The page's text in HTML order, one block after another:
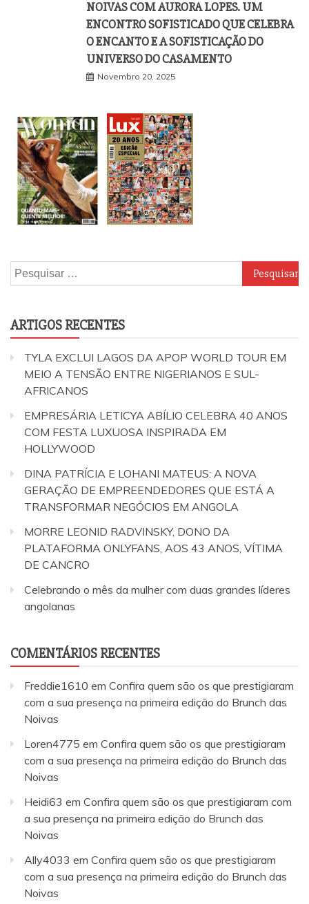
NOIVAS COM AURORA LOPES. UM
ENCONTRO SOFISTICADO QUE CELEBRA
O ENCANTO E A SOFISTICAÇÃO DO
UNIVERSO DO CASAMENTO
Novembro 20, 2025
Pesquisar
por:
ARTIGOS RECENTES
TYLA EXCLUI LAGOS DA APOP WORLD TOUR EM
MEIO A TENSÃO ENTRE NIGERIANOS E SUL-
AFRICANOS
EMPRESÁRIA LETICYA ABÍLIO CELEBRA 40 ANOS
COM FESTA LUXUOSA INSPIRADA EM
HOLLYWOOD
DINA PATRÍCIA E LOHANI MATEUS: A NOVA
GERAÇÃO DE EMPREENDEDORES QUE ESTÁ A
TRANSFORMAR NEGÓCIOS EM ANGOLA
MORRE LEONID RADVINSKY, DONO DA
PLATAFORMA ONLYFANS, AOS 43 ANOS, VÍTIMA
DE CANCRO
Celebrando o mês da mulher com duas grandes líderes
angolanas
COMENTÁRIOS RECENTES
Freddie1610 em Confira quem são os que prestigiaram
com a sua presença na primeira edição do Brunch das
Noivas
Loren4775 em Confira quem são os que prestigiaram
com a sua presença na primeira edição do Brunch das
Noivas
Heidi63 em Confira quem são os que prestigiaram com
a sua presença na primeira edição do Brunch das
Noivas
Ally4033 em Confira quem são os que prestigiaram
com a sua presença na primeira edição do Brunch das
Noivas